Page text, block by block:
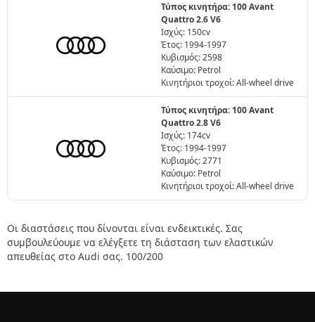
Τύπος κινητήρα: 100 Avant
Quattro 2.6 V6
Ισχύς: 150cv
Έτος: 1994-1997
Κυβισμός: 2598
Καύσιμο: Petrol
Κινητήριοι τροχοί: All-wheel drive
Τύπος κινητήρα: 100 Avant
Quattro 2.8 V6
Ισχύς: 174cv
Έτος: 1994-1997
Κυβισμός: 2771
Καύσιμο: Petrol
Κινητήριοι τροχοί: All-wheel drive
Οι διαστάσεις που δίνονται είναι ενδεικτικές. Σας
συμβουλεύουμε να ελέγξετε τη διάσταση των ελαστικών
απευθείας στο Audi σας. 100/200